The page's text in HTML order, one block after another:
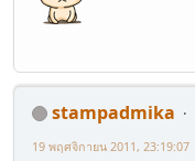
stampadmika
19 พฤศจิกายน 2011, 23:19:07